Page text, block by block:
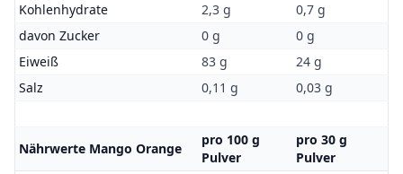
Kohlenhydrate
2,3 g
0,7 g
davon Zucker
0 g
0 g
Eiweiß
83 g
24 g
Salz
0,11 g 0,03 g
Nährwerte Mango Orange
pro 100 g
Pulver
pro 30 g
Pulver